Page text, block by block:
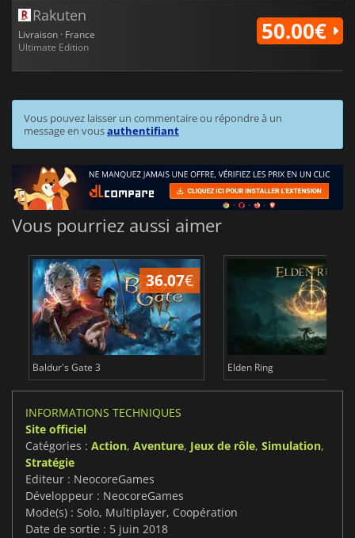
Rakuten
Livraison · France
Ultimate Edition
50.00€
Vous pouvez laisser un commentaire ou répondre à un
message en vousauthentifiant
Vous pourriez aussi aimer
36.07€
Baldur's Gate 3 Elden Ring
INFORMATIONS TECHNIQUES
Site officiel
Catégories : Action, Aventure, Jeux de rôle, Simulation,
Stratégie
Editeur : NeocoreGames
Développeur : NeocoreGames
Mode(s) : Solo, Multiplayer, Coopération
Date de sortie : 5 juin 2018